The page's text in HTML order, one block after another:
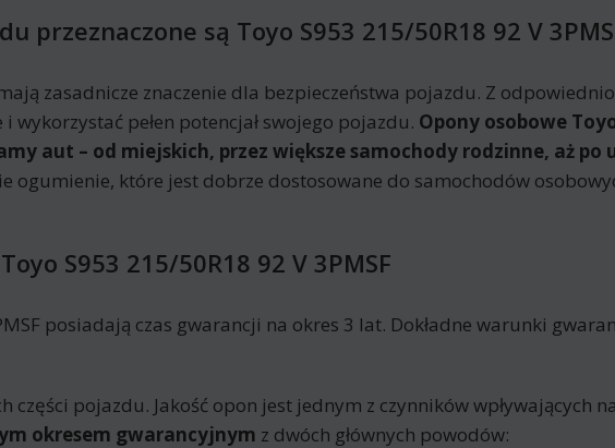
przeznaczone są Toyo S953 215/50R18 92 V
zasadnicze znaczenie dla bezpieczeństwa pojazdu. Z
wykorzystać pełen potencjał swojego pojazdu. Opony osobowe
aut – od miejskich, przez większe samochody rodzinne, aż po
ogumienie, które jest dobrze dostosowane do samochodów
S953 215/50R18 92 V 3PMSF
posiadają czas gwarancji na okres 3 lat. Dokładne warunki
części pojazdu. Jakość opon jest jednym z czynników wpływających
okresem gwarancyjnym z dwóch głównych powodów: